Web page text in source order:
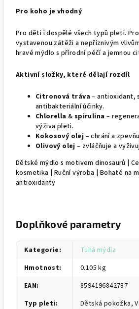
Pro koho je vhodný
Pro děti i dospělé všech typů pleti.
vystavenou zátěži a nepříznivým
hravé mýdlo s přírodní péčí a jemnou
Aktivní složky, které dělají rozdíl
Citronová tráva – antioxidant,
antibakteriální účinky.
Chlorella & spirulina –
výživa pleti.
Kokosový olej – chrání a
Olivový olej – zvláčňuje a
Dětské mýdlo s motivem dinosaurů |
kosmetika | Ruční výroba | Bohaté na
antioxidanty
Doplňkové parametry
Kategorie:
Tuhá mýdla
Hmotnost:
0.105 kg
EAN:
8594196842787
Typ pleti:
Dětská pokožka,